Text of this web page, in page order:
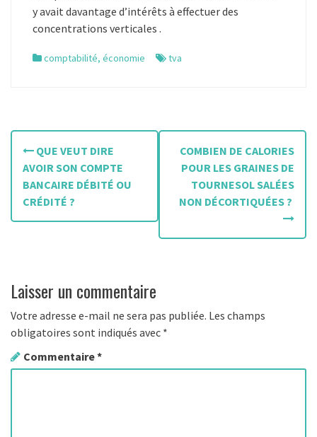
y avait davantage d’intérêts à effectuer des
concentrations verticales .
comptabilité, économie tva
N
i
a
t
i
o
QUE VEUT DIRE
AVOIR SON COMPTE
BANCAIRE DÉBITÉ OU
CRÉDITÉ ?
COMBIEN DE CALORIES
POUR LES GRAINES DE
TOURNESOL SALÉES
NON DÉCORTIQUÉES ?
Laisser un commentaire
Votre adresse e-mail ne sera pas publiée. Les champs
obligatoires sont indiqués avec *
Commentaire*